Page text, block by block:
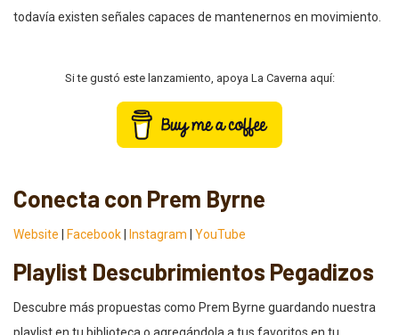
todavía existen señales capaces de mantenernos en movimiento.
Si te gustó este lanzamiento, apoya La Caverna aquí:
Conecta con Prem Byrne
Website Facebook Instagram YouTube
Playlist Descubrimientos Pegadizos
Descubre más propuestas como Prem Byrne guardando nuestra